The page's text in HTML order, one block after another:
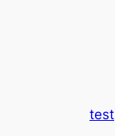
test